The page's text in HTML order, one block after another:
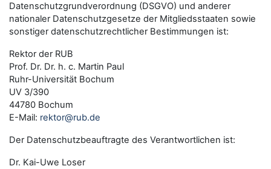
Datenschutzgrundverordnung (DSGVO) und anderer
nationaler Datenschutzgesetze der Mitgliedsstaaten sowie
sonstiger datenschutzrechtlicher Bestimmungen ist:
Rektor der RUB
Prof. Dr. Dr. h. c. Martin Paul
Ruhr-Universität Bochum
UV 3/390
44780 Bochum
E-Mail: rektor@rub.de
Der Datenschutzbeauftragte des Verantwortlichen ist:
Dr. Kai-Uwe Loser